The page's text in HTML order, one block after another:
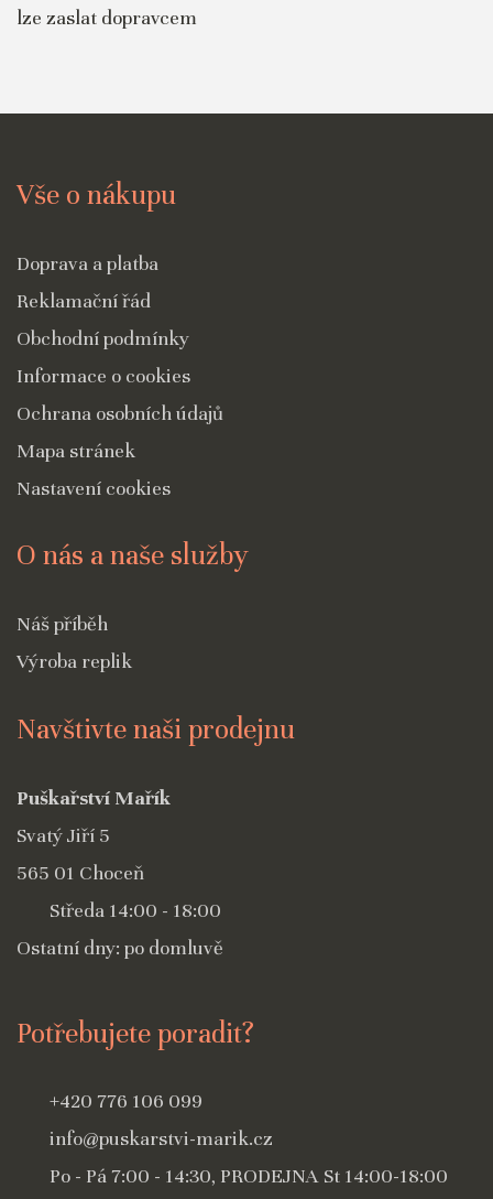
lze zaslat dopravcem
Vše o nákupu
Doprava a platba
Reklamační řád
Obchodní podmínky
Informace o cookies
Ochrana osobních údajů
Mapa stránek
Nastavení cookies
O nás a naše služby
Náš příběh
Výroba replik
Navštivte naši prodejnu
Puškařství Mařík
Svatý Jiří 5
565 01 Choceň
Středa 14:00 - 18:00
Ostatní dny: po domluvě
Potřebujete poradit?
+420 776 106 099
info@puskarstvi-marik.cz
Po - Pá 7:00 - 14:30, PRODEJNA St 14:00-18:00